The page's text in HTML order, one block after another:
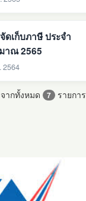
ดเก็บภาษี ประจำ
าณ 2565
2564
จากทั้งหมด 7 รายการ